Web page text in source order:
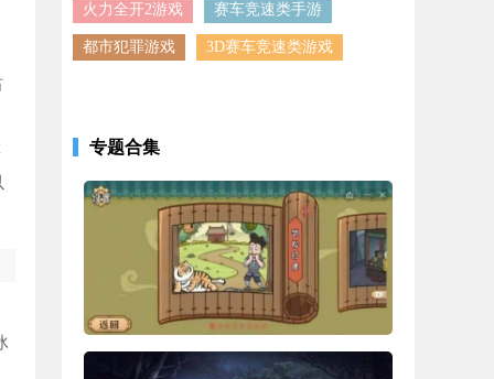
火力全开2游戏 赛车竞速类手游
都市犯罪游戏 3D赛车竞速类游戏
专题合集